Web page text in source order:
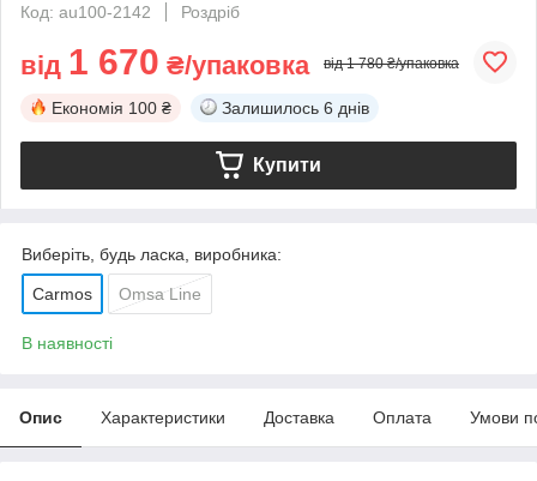
Код: au100-2142
Роздріб
від 1 670 ₴/упаковка від 1 780 ₴/упаковка
Економія 100 ₴ Залишилось 6 днів
Купити
Виберіть, будь ласка, виробника:
Carmos Omsa Line
В наявності
Опис Характеристики Доставка Оплата Умови